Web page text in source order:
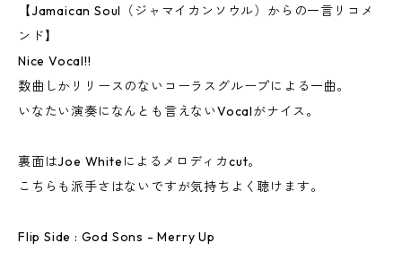
【Jamaican Soul（ジャマイカンソウル）からの一言リコメ
ンド】
Nice Vocal!!
数曲しかリリースのないコーラスグループによる一曲。
いなたい演奏になんとも言えないVocalがナイス。
裏面はJoe Whiteによるメロディカcut。
こちらも派手さはないですが気持ちよく聴けます。
Flip Side : God Sons - Merry Up